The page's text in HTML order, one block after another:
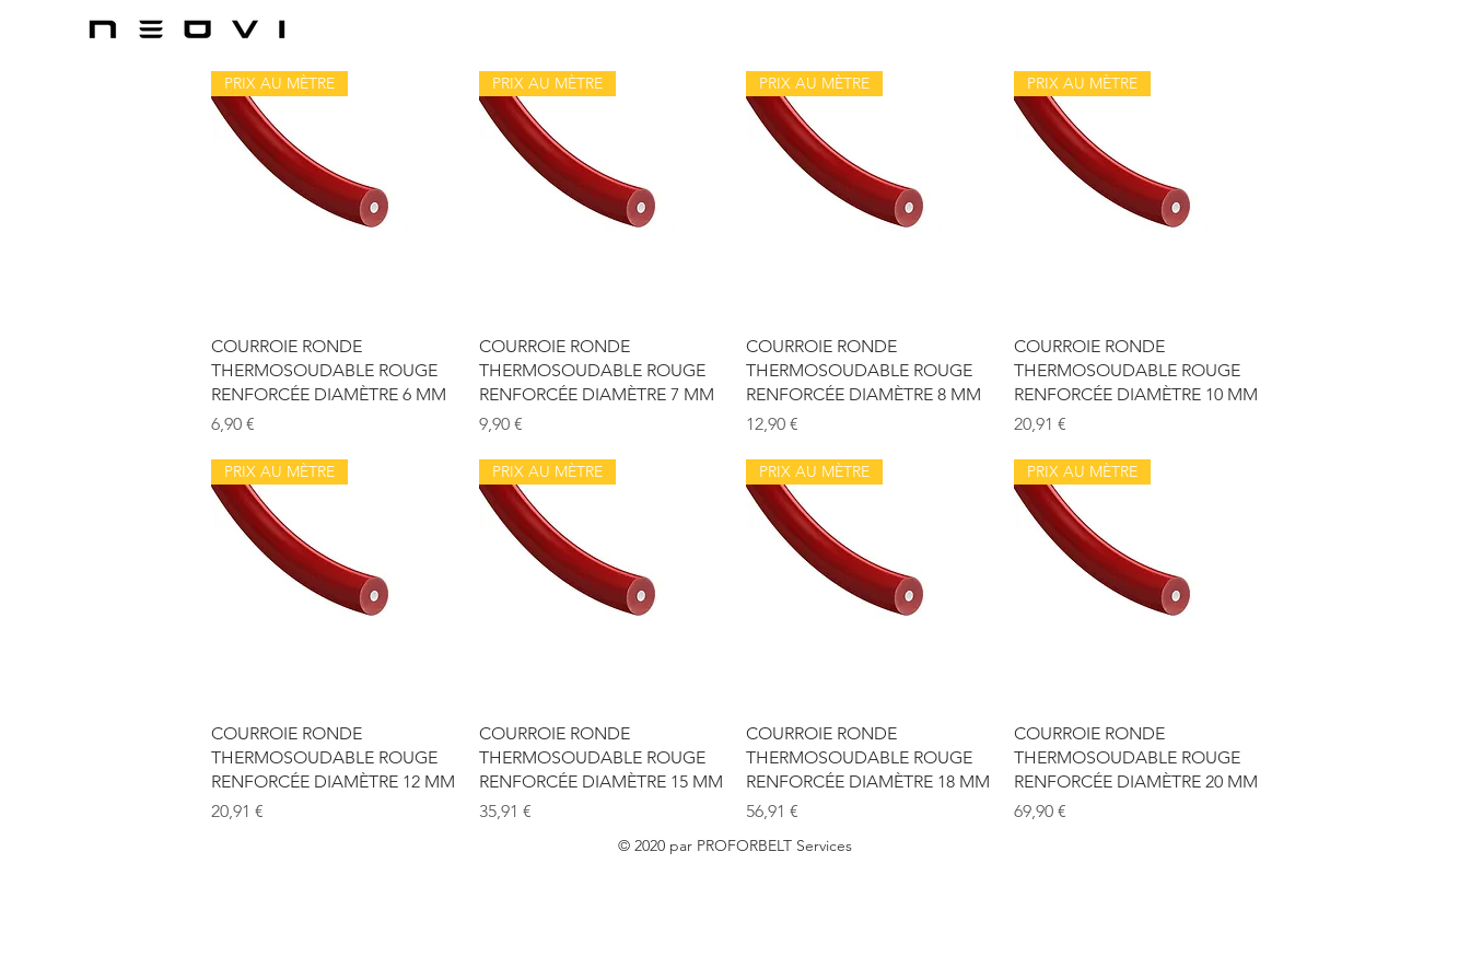
Aperçu rapide
PRIX AU MÈTRE
COURROIE RONDE
THERMOSOUDABLE ROUGE
RENFORCÉE DIAMÈTRE 6 MM
Prix
6,90 €
Aperçu rapide
PRIX AU MÈTRE
COURROIE RONDE
THERMOSOUDABLE ROUGE
RENFORCÉE DIAMÈTRE 7 MM
Prix
9,90 €
Aperçu rapide
PRIX AU MÈTRE
COURROIE RONDE
THERMOSOUDABLE ROUGE
RENFORCÉE DIAMÈTRE 8 MM
Prix
12,90 €
Aperçu rapide
PRIX AU MÈTRE
COURROIE RONDE
THERMOSOUDABLE ROUGE
RENFORCÉE DIAMÈTRE 10 MM
Prix
20,91 €
Aperçu rapide
PRIX AU MÈTRE
COURROIE RONDE
THERMOSOUDABLE ROUGE
RENFORCÉE DIAMÈTRE 12 MM
Prix
20,91 €
Aperçu rapide
PRIX AU MÈTRE
COURROIE RONDE
THERMOSOUDABLE ROUGE
RENFORCÉE DIAMÈTRE 15 MM
Prix
35,91 €
Aperçu rapide
PRIX AU MÈTRE
COURROIE RONDE
THERMOSOUDABLE ROUGE
RENFORCÉE DIAMÈTRE 18 MM
Prix
56,91 €
Aperçu rapide
PRIX AU MÈTRE
COURROIE RONDE
THERMOSOUDABLE ROUGE
RENFORCÉE DIAMÈTRE 20 MM
Prix
69,90 €
© 2020 par PROFORBELT Services